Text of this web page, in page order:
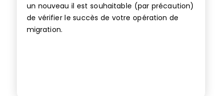
un nouveau il est souhaitable (par précaution)
de vérifier le succès de votre opération de
migration.